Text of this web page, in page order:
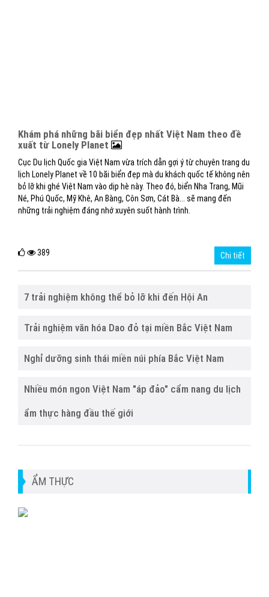
Khám phá những bãi biển đẹp nhất Việt Nam theo đề
xuất từ Lonely Planet
Cục Du lịch Quốc gia Việt Nam vừa trích dẫn gợi ý từ chuyên trang du
lịch Lonely Planet về 10 bãi biển đẹp mà du khách quốc tế không nên
bỏ lỡ khi ghé Việt Nam vào dịp hè này. Theo đó, biển Nha Trang, Mũi
Né, Phú Quốc, Mỹ Khê, An Bàng, Côn Sơn, Cát Bà... sẽ mang đến
những trải nghiệm đáng nhớ xuyên suốt hành trình.
389 Chi tiết
7 trải nghiệm không thể bỏ lỡ khi đến Hội An
Trải nghiệm văn hóa Dao đỏ tại miền Bắc Việt Nam
Nghỉ dưỡng sinh thái miền núi phía Bắc Việt Nam
Nhiều món ngon Việt Nam "áp đảo" cẩm nang du lịch
ẩm thực hàng đầu thế giới
ẨM THỰC